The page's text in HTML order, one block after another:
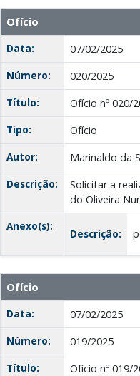
Ofício
Data:
07/02/2025
Número:
020/2025
Título:
Ofício nº 020/
Tipo:
Ofício
Autor:
Marinaldo da
Descrição:
Solicitar a
do Oliveira
Anexo(s):
Descrição:
Ofício
Data:
07/02/2025
Número:
019/2025
Título:
Ofício nº 019/